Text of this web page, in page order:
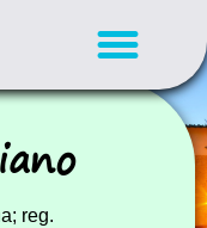
reg.